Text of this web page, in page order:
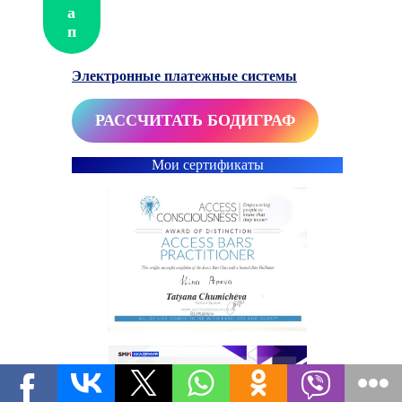
а
п
Электронные платежные системы
РАССЧИТАТЬ БОДИГРАФ
Мои сертификаты